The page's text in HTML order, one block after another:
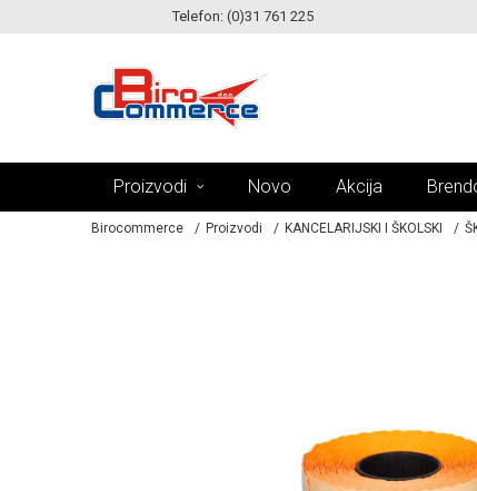
Telefon: (0)31 761 225
MOGUĆNOST ISPORUKE ZA 24H!
Proizvodi Novo Akcija
Birocommerce Proizvodi KANCELARIJSKI I ŠKOLSKI